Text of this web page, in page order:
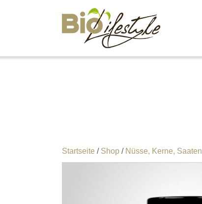
Startseite / Shop / Nüsse, Kerne, Saaten